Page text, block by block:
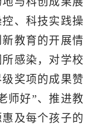
、科技实践操
教育的开展情
感染，对学校
奖项的成果赞
师好”、推进教
及每个孩子的